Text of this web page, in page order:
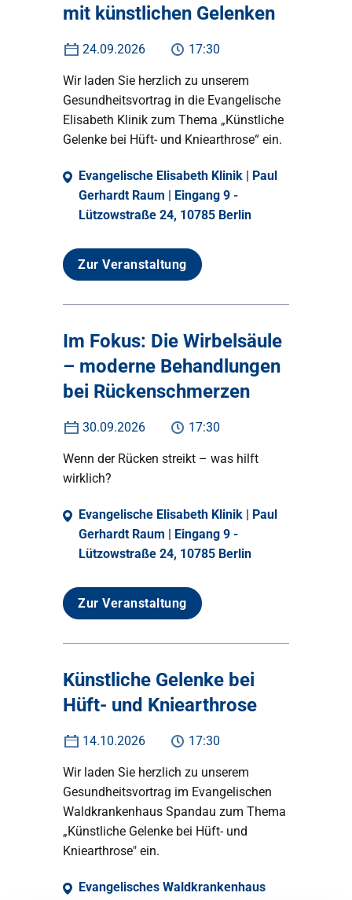
mit künstlichen Gelenken
24.09.2026 17:30
Wir laden Sie herzlich zu unserem
Gesundheitsvortrag in die Evangelische
Elisabeth Klinik zum Thema „Künstliche
Gelenke bei Hüft- und Kniearthrose“ ein.
Evangelische Elisabeth Klinik | Paul
Gerhardt Raum | Eingang 9 -
Lützowstraße 24, 10785 Berlin
Zur Veranstaltung
Im Fokus: Die Wirbelsäule
– moderne Behandlungen
bei Rückenschmerzen
30.09.2026 17:30
Wenn der Rücken streikt – was hilft
wirklich?
Evangelische Elisabeth Klinik | Paul
Gerhardt Raum | Eingang 9 -
Lützowstraße 24, 10785 Berlin
Zur Veranstaltung
Künstliche Gelenke bei
Hüft- und Kniearthrose
14.10.2026 17:30
Wir laden Sie herzlich zu unserem
Gesundheitsvortrag im Evangelischen
Waldkrankenhaus Spandau zum Thema
„Künstliche Gelenke bei Hüft- und
Kniearthrose" ein.
Evangelisches Waldkrankenhaus